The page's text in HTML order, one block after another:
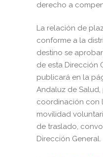
derecho a
La relación de
conforme a la
destino se
de esta Dirección
publicará en la
Andaluz de Salud,
coordinación con
movilidad
de traslado,
Dirección General.